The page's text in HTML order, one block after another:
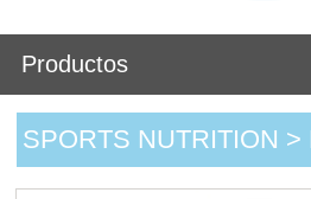
Productos
SPORTS NUTRITION >